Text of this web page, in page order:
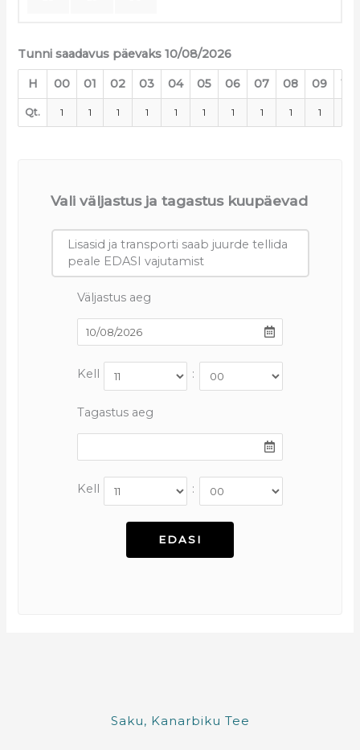
Tunni saadavus päevaks 10/08/2026
H 00 01 02 03 04 05 06 07 08 09 10
Qt. 1 1 1 1 1 1 1 1 1 1
Vali väljastus ja tagastus kuupäevad
Lisasid ja transporti saab juurde tellida
peale EDASI vajutamist
Väljastus aeg
Kell :
Tagastus aeg
Kell :
Saku, Kanarbiku Tee